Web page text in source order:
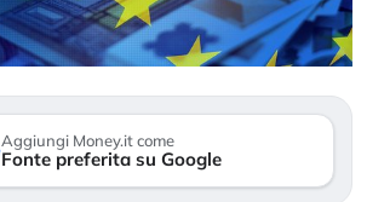
Aggiungi Money.it come
Fonte preferita su Google